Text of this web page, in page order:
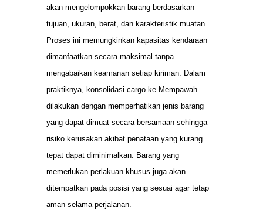
akan mengelompokkan barang berdasarkan
tujuan, ukuran, berat, dan karakteristik muatan.
Proses ini memungkinkan kapasitas kendaraan
dimanfaatkan secara maksimal tanpa
mengabaikan keamanan setiap kiriman. Dalam
praktiknya, konsolidasi cargo ke Mempawah
dilakukan dengan memperhatikan jenis barang
yang dapat dimuat secara bersamaan sehingga
risiko kerusakan akibat penataan yang kurang
tepat dapat diminimalkan. Barang yang
memerlukan perlakuan khusus juga akan
ditempatkan pada posisi yang sesuai agar tetap
aman selama perjalanan.